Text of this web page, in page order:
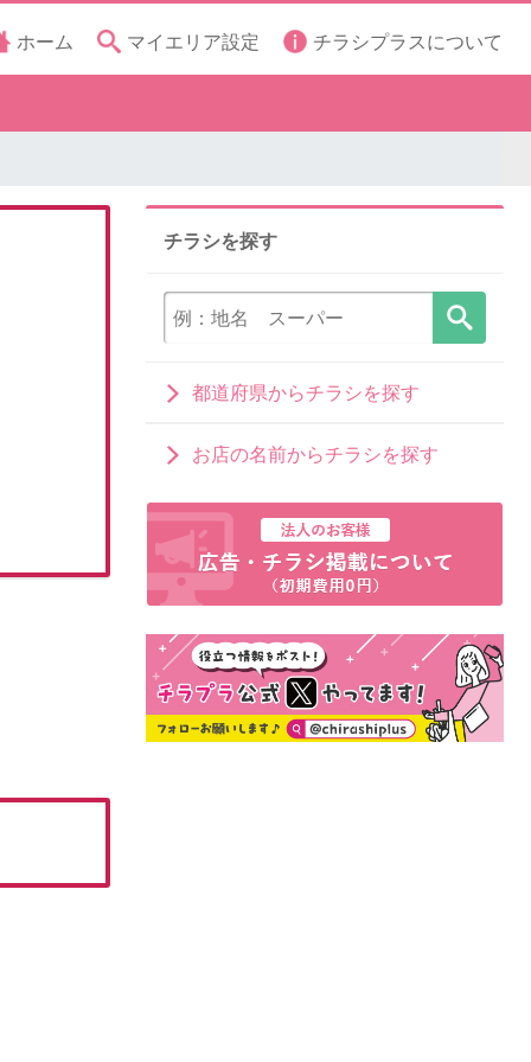
ホーム マイエリア設定 チラシプラスについて
チラシを探す
都道府県からチラシを探す
お店の名前からチラシを探す